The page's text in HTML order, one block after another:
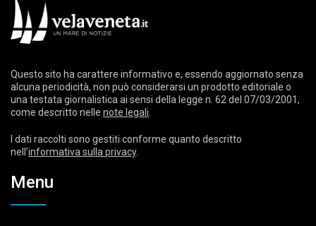
Questo sito ha carattere informativo e, essendo aggiornato senza
alcuna periodicità, non può considerarsi un prodotto editoriale o
una testata giornalistica ai sensi della legge n. 62 del 07/03/2001,
come descritto nelle note legali
I dati raccolti sono gestiti conforme quanto descritto
nell’informativa sulla privacy.
Menu